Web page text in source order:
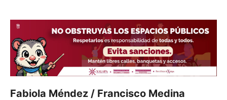
Fabiola Méndez / Francisco Medina